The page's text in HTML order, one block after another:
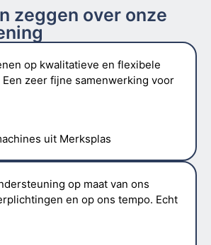
zeggen over onze
op kwalitatieve en flexibele
zeer fijne samenwerking voor
uit Merksplas
op maat van ons
en op ons tempo. Echt